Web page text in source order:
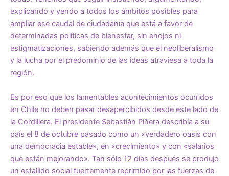
explicando y yendo a todos los ámbitos posibles para
ampliar ese caudal de ciudadanía que está a favor de
determinadas políticas de bienestar, sin enojos ni
estigmatizaciones, sabiendo además que el neoliberalismo
y la lucha por el predominio de las ideas atraviesa a toda la
región.
Es por eso que los lamentables acontecimientos ocurridos
en Chile no deben pasar desapercibidos desde este lado de
la Cordillera. El presidente Sebastián Piñera describía a su
país el 8 de octubre pasado como un «verdadero oasis con
una democracia estable», en «crecimiento» y con «salarios
que están mejorando». Tan sólo 12 días después se produjo
un estallido social fuertemente reprimido por las fuerzas de